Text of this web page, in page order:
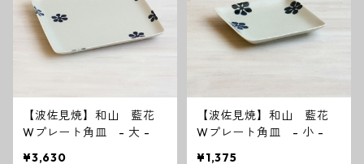
【波佐見焼】和山 藍花
Wプレート角皿 - 大 -
¥3,630
【波佐見焼】和山 藍花
Wプレート角皿 - 小 -
¥1,375